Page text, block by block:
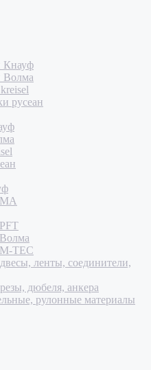
Кнауф
Волма
русеан
TEC
ленты, соединители,
дюбеля, анкера
рулонные материалы